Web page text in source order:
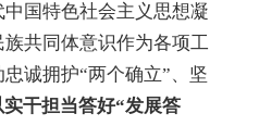
国特色社会主义思想凝
共同体意识作为各项工
诚拥护“两个确立”、坚
实干担当答好“发展答